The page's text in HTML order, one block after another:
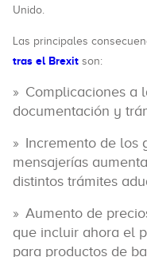
Unido.
Las principales
tras el Brexit son:
Complicaciones a
documentación y
Incremento de los
mensajerías
distintos trámites
Aumento de
que incluir ahora el
para productos de